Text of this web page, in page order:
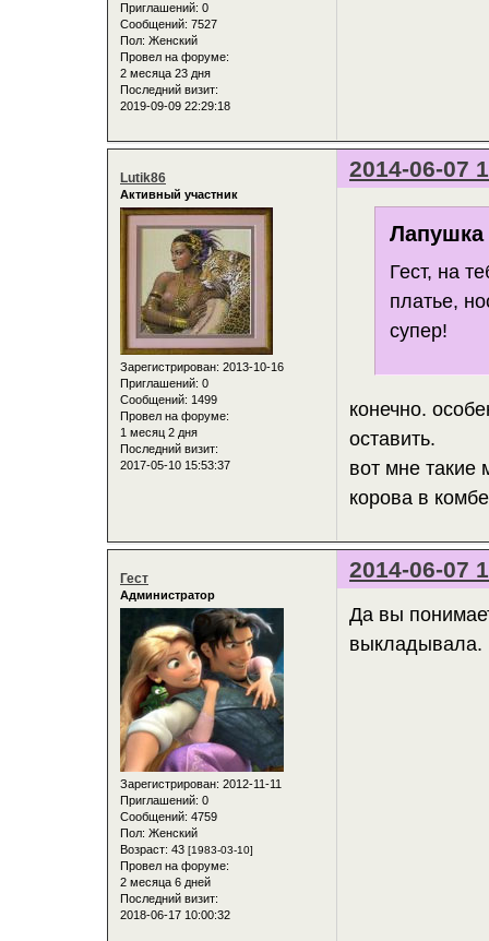
Приглашений: 0
Сообщений: 7527
Пол: Женский
Провел на форуме:
2 месяца 23 дня
Последний визит:
2019-09-09 22:29:18
2014-06-07
Lutik86
Активный участник
Зарегистрирован: 2013-10-16
Приглашений: 0
Сообщений: 1499
Провел на форуме:
1 месяц 2 дня
Последний визит:
2017-05-10 15:53:37
Лапушка
Гест, на
платье,
супер!
конечно.
оставить.
вот мне такие
корова в
2014-06-07
Гест
Администратор
Зарегистрирован: 2012-11-11
Приглашений: 0
Сообщений: 4759
Пол: Женский
Возраст: 43 [1983-03-10]
Провел на форуме:
2 месяца 6 дней
Последний визит:
2018-06-17 10:00:32
Да вы
выкладывала.